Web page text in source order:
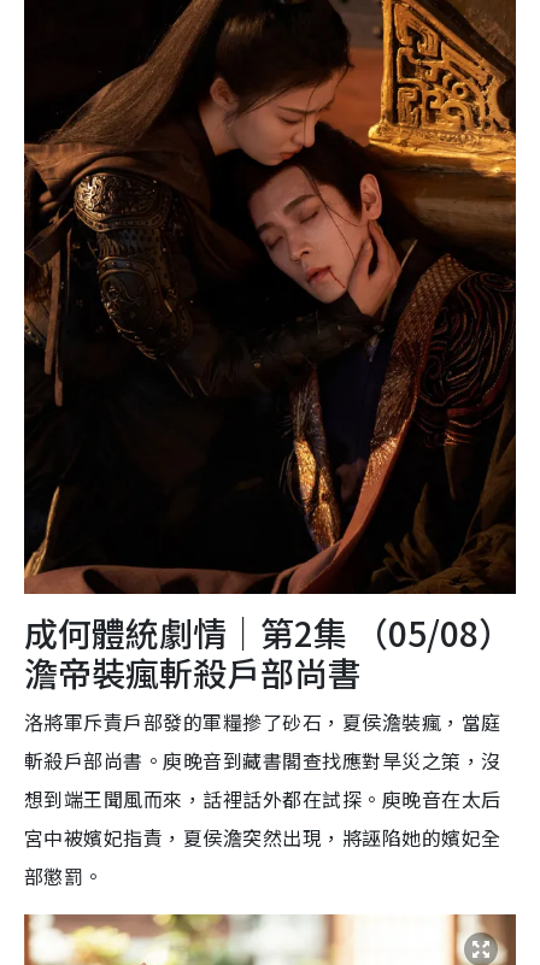
成何體統劇情｜第2集 （05/08）
澹帝裝瘋斬殺戶部尚書
洛將軍斥責戶部發的軍糧摻了砂石，夏侯澹裝瘋，當庭
斬殺戶部尚書。庾晚音到藏書閣查找應對旱災之策，沒
想到端王聞風而來，話裡話外都在試探。庾晚音在太后
宮中被嬪妃指責，夏侯澹突然出現，將誣陷她的嬪妃全
部懲罰。